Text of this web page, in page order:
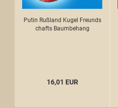
Putin Rußland Kugel Freunds
chafts Baumbehang
16,01 EUR